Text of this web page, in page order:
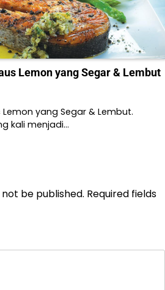
Lemon yang Segar & Lembut
yang Segar & Lembut.
kali menjadi…
be published. Required fields